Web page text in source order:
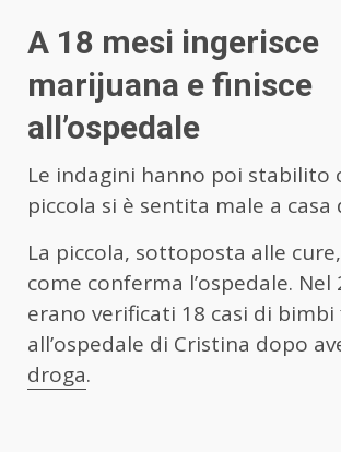
A 18 mesi ingerisce
marijuana e finisce
all’ospedale
Le indagini hanno poi stabilito
piccola si è sentita male a casa
La piccola, sottoposta alle
come conferma l’ospedale. Nel
erano verificati 18 casi di
all’ospedale di Cristina dopo
droga.